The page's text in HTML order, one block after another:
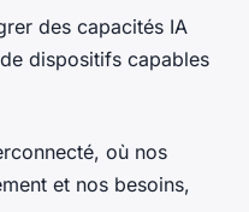
des capacités IA
dispositifs capables
où nos
et nos besoins,